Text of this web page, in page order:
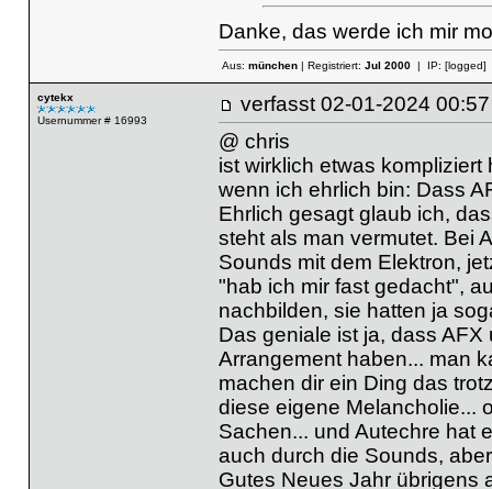
Danke, das werde ich mir
Aus: münchen| Registriert: Jul 2000| IP: [logged]
cytekx
Usernummer # 16993
verfasst 02-01-2024
@ chris
ist wirklich etwas
wenn ich ehrlich bin: Dass
Ehrlich gesagt glaub ich,
steht als man vermutet. Bei
Sounds mit dem Elektron,
"hab ich mir fast gedacht",
nachbilden, sie hatten ja
Das geniale ist ja, dass
Arrangement haben... man
machen dir ein Ding das
diese eigene Melancholie...
Sachen... und Autechre hat
auch durch die Sounds,
Gutes Neues Jahr übrigens